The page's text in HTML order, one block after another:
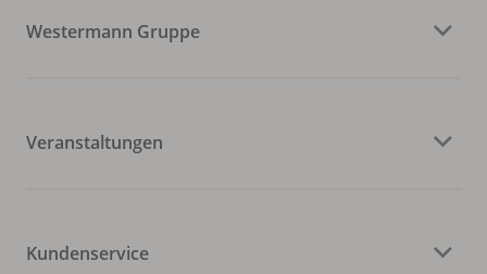
Westermann Gruppe
Veranstaltungen
Kundenservice